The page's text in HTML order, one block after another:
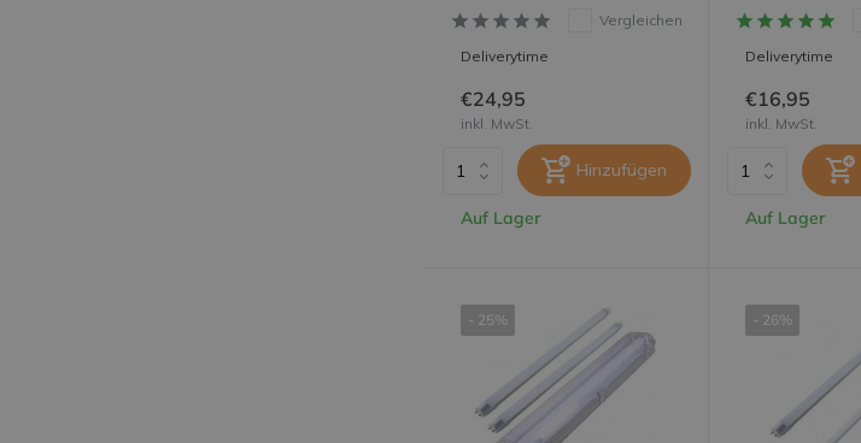
Vergleichen
Deliverytime
€24,95
inkl. MwSt.
Hinzufügen
Auf Lager
Deliverytime
€16,95
inkl. MwSt.
Auf Lager
- 25% - 26%